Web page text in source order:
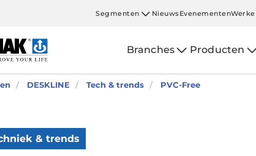
Segmenten NieuwsEvenementen
Branches Producten
DESKLINE Tech & trends PVC-Free
& trends